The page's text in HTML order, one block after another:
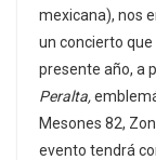
mexicana), nos
un concierto
presente año, a
Peralta,
Mesones 82,
evento tendrá